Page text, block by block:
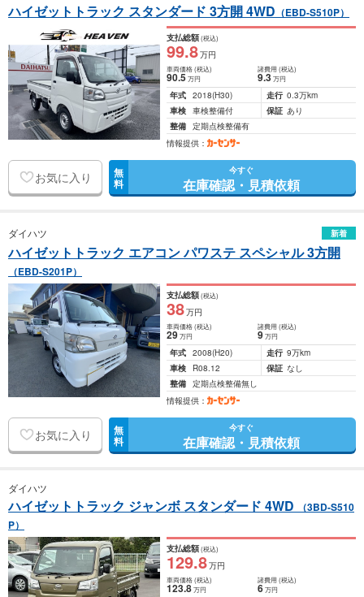
ハイゼットトラック スタンダード 3方開 4WD （EBD-S510P）
支払総額(税込)
99.8万円
車両価格(税込)
90.5万円
諸費用 (税込)
9.3 万円
年式 2018(H30) 走行 0.3万km
車検 車検整備付 保証 あり
整備 定期点検整備有
情報提供：
お気に入り 無
料
今すぐ
在庫確認・見積依頼
ダイハツ 新着
ハイゼットトラック エアコン パワステ スペシャル 3方開
（EBD-S201P）
支払総額(税込)
38万円
車両価格(税込)
29万円
諸費用 (税込)
9 万円
年式 2008(H20) 走行 9万km
車検
R08.12 保証 なし
整備 定期点検整備無し
情報提供：
お気に入り 無
料
今すぐ
在庫確認・見積依頼
ダイハツ
ハイゼットトラック ジャンボ スタンダード 4WD
（3BD-S510
P）
支払総額(税込)
129.8万円
車両価格(税込)
123.8万円
諸費用 (税込)
6 万円